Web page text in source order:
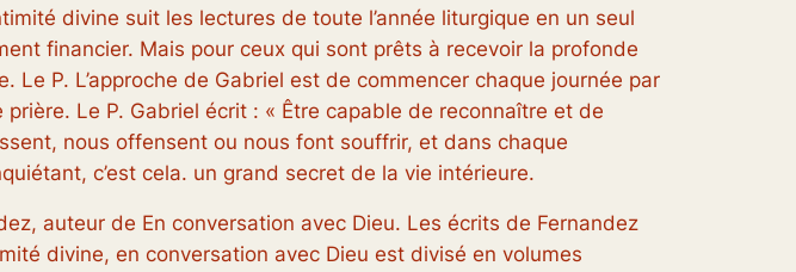
divine suit les lectures de toute l’année liturgique en un seul
financier. Mais pour ceux qui sont prêts à recevoir la profonde
Le P. L’approche de Gabriel est de commencer chaque journée par
prière. Le P. Gabriel écrit : « Être capable de reconnaître et de
nous offensent ou nous font souffrir, et dans chaque
c’est cela. un grand secret de la vie intérieure.
auteur de En conversation avec Dieu. Les écrits de Fernandez
divine, en conversation avec Dieu est divisé en volumes